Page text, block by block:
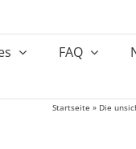
FAQ
Startseite » Die